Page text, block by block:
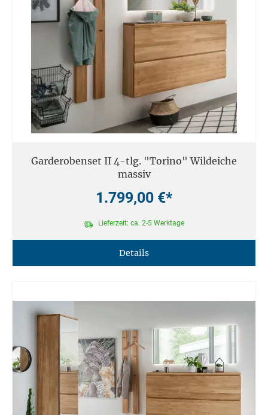
Garderobenset II 4-tlg. "Torino" Wildeiche
massiv
1.799,00 €*
Lieferzeit: ca. 2-5 Werktage
Details